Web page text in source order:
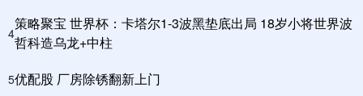
4
策略聚宝 世界杯：卡塔尔1-3波黑垫底出局 18岁小将世界波
哲科造乌龙+中柱
5优配股 厂房除锈翻新上门